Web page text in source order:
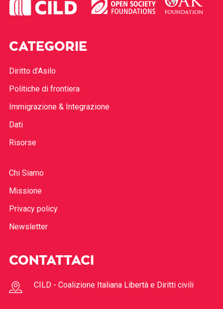
CATEGORIE
Diritto d’Asilo
Politiche di frontiera
Immigrazione & Integrazione
Dati
Risorse
Chi Siamo
Missione
Privacy policy
Newsletter
CONTATTACI
CILD - Coalizione Italiana Libertà e Diritti civili